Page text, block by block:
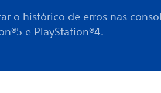
o histórico de erros nas
e PlayStation®4.